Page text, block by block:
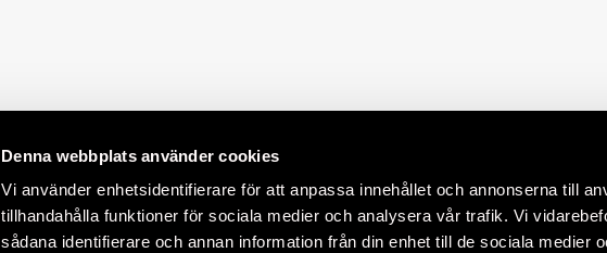
Denna webbplats använder cookies
Vi använder enhetsidentifierare för att anpassa innehållet och annonserna till
tillhandahålla funktioner för sociala medier och analysera vår trafik. Vi
sådana identifierare och annan information från din enhet till de sociala medier